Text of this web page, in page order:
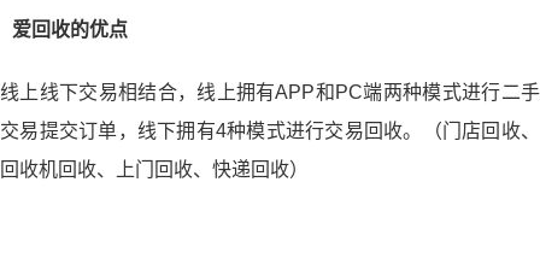
爱回收的优点
线上线下交易相结合，线上拥有APP和PC端两种模式进行二手
交易提交订单，线下拥有4种模式进行交易回收。（门店回收、
回收机回收、上门回收、快递回收）